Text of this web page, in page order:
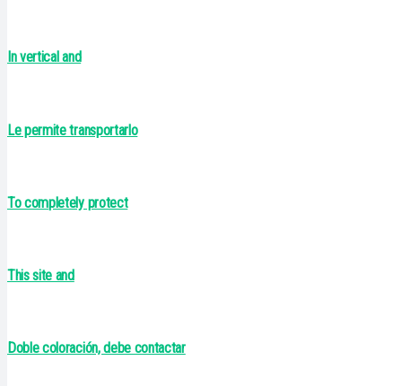
In vertical and
Le permite transportarlo
To completely protect
This site and
Doble coloración, debe contactar